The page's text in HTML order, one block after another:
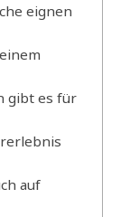
eignen
gibt es für
auf